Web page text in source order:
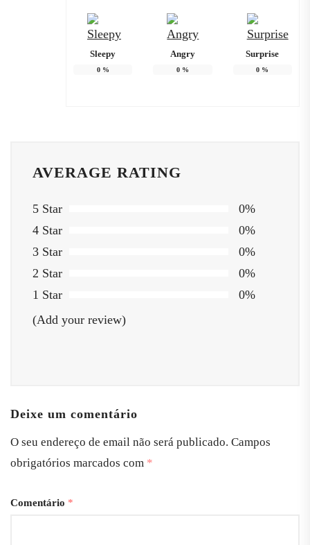
Sleepy
0%
Angry
0 %
Surprise
0 %
AVERAGE RATING
5 Star
0%
4 Star
0%
3 Star
0%
2 Star
0%
1 Star
0%
(Add your review)
Deixe um comentário
O seu endereço de email não será publicado. Campos
obrigatórios marcados com *
Comentário *